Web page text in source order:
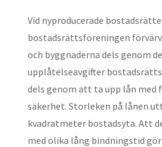
Vid nyproducerade
bostadsrättsföreningen
och byggnaderna dels genom
upplåtelseavgifter
dels genom att ta upp lån med
säkerhet. Storleken på lånen
kvadratmeter bostadsyta. Att
med olika lång bindningstid